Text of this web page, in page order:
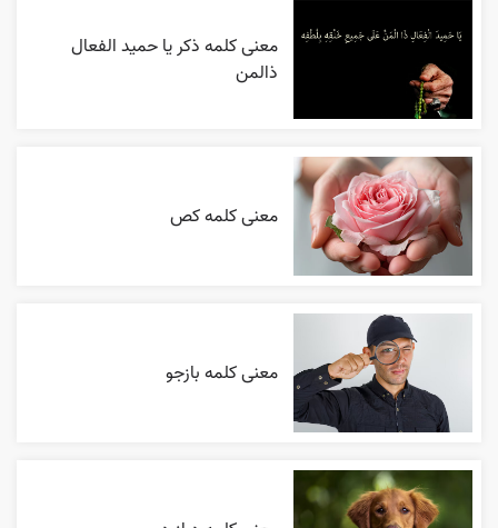
معنی کلمه ذکر یا حمید الفعال
ذالمن
معنی کلمه کص
معنی کلمه بازجو